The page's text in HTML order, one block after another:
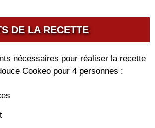
DE LA RECETTE
nécessaires pour réaliser la recette
Cookeo pour 4 personnes :